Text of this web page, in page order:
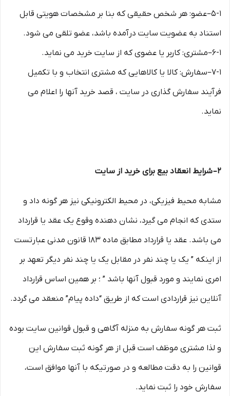
۵-۱–عضو: هر شخص حقیقی که بنا بر مشخصات هویتی قابل
استناد به عضویت سایت درآمده باشد، عضو تلقی می شود.
۶-۱–مشتری: کاربر یا عضوی که از سایت خرید می نماید.
۷-۱–سفارش: کالا یا کالاهایی که مشتری انتخاب و با تکمیل
فرآیند سفارش گذاری در سایت ، قصد خرید آنها را اعلام می
نماید.
۲– شرایط انعقاد بیع برای خرید از سایت
مشابه محیط فیزیکی، در محیط الکترونیکی نیز هر گونه داد و
ستدی که انجام می گیرد، نشان دهنده وقوع یک عقد یا قرارداد
می باشد. عقد یا قرارداد مطابق ماده ۱۸۳ قانون مدنی عبارتست
از اینکه ” یک یا چند نفر در مقابل یک یا چند نفر دیگر تعهد بر
امری نمایند و مورد قبول آنها باشد ” ؛ بر همین اساس قرارداد
آنلاین نیز قراردادی است که از طریق “داده پیام” منعقد می گردد.
ثبت هر گونه سفارش به منزله آگاهی و قبول قوانین سایت بوده
و لذا مشتری موظف است قبل از هر گونه ثبت سفارش این
قوانین را به دقت مطالعه و در صورتیکه با آنها موافق است،
سفارش خود را ثبت نماید.